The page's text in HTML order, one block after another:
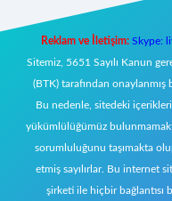
Reklam ve İletişim: Skype:
Sitemiz, 5651 Sayılı Kanun
(BTK) tarafından onaylanmış
Bu nedenle, sitedeki
yükümlülüğümüz
sorumluluğunu taşımakta
etmiş sayılırlar. Bu internet
şirketi ile hiçbir bağlantısı